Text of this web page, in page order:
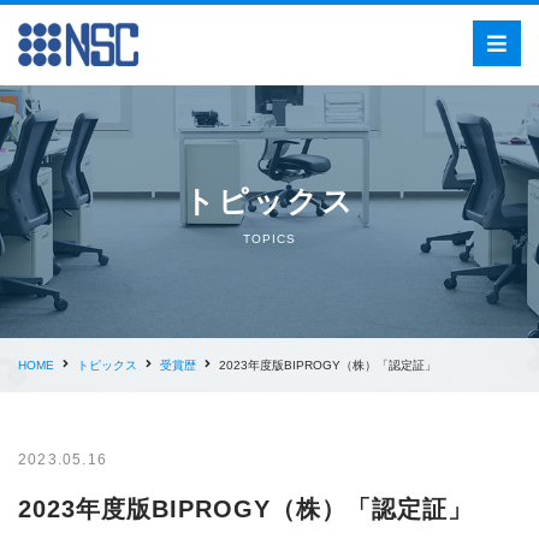
トピックス
TOPICS
HOME トピックス 受賞歴 2023年度版BIPROGY（株）「認定証」
2023.05.16
2023年度版BIPROGY（株）「認定証」